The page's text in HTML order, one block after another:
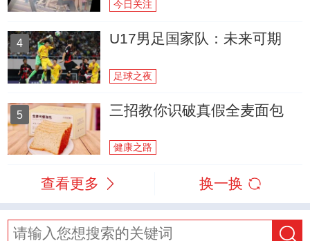
今日关注
4 U17男足国家队：未来可期
足球之夜
5 三招教你识破真假全麦面包
健康之路
查看更多 换一换